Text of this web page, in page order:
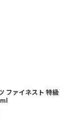
ファイネスト 特級